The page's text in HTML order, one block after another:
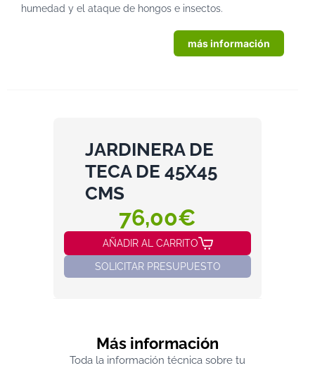
humedad y el ataque de hongos e insectos.
más información
JARDINERA DE
TECA DE 45X45
CMS
76,00€
AÑADIR AL CARRITO
SOLICITAR PRESUPUESTO
Más información
Toda la información técnica sobre tu